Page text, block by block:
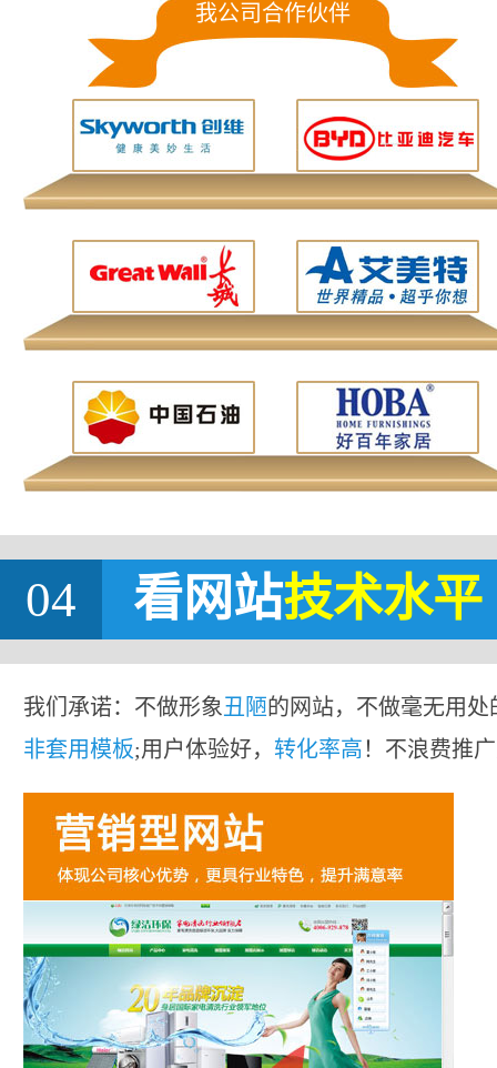
我公司合作伙伴
04 看网站技术水平
我们承诺：不做形象丑陋的网站，不做毫无用处
非套用模板;用户体验好， 转化率高！不浪费推